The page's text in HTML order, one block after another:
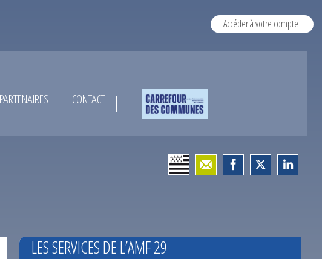
Accéder à votre compte
PARTENAIRES CONTACT
LES SERVICES DE L’AMF 29